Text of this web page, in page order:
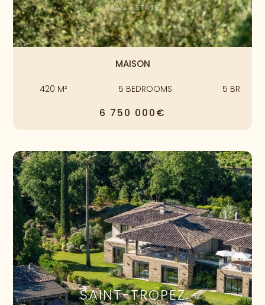
MAISON
420 M² 5 BEDROOMS 5 BR
6 750 000€
SAINT-TROPEZ